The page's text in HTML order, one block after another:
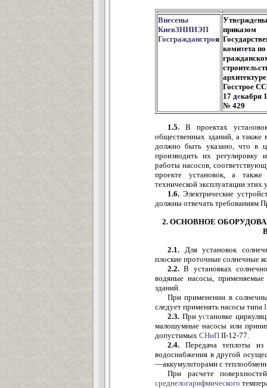
Внесены
КиевЗНИИЭП
Госгражданстроя
Утверждены
приказом
комитета по
строитель
Госстрое
17 декабря 1
№ 429
1.5. В проектах устан
общественных зданий, а также
должно быть указано, что в
производить их регулировку
работы насосов,
проекте установок, а также
технической эксплуатации этих
1.6. Электрические
должны отвечать требованиям
2. ОСНОВНОЕ
2.1. Для установок
плоские проточные солнечные
2.2. В установках
водяные насосы, применяемые
зданий.
При применении в
следует применять насосы типа
2.3. При установке
малошумные насосы или
допустимых СНиП II-12-77.
2.4. Передача теплоты из
водоснабжения в другой
—аккумуляторами с
При расчете
среднелогарифмического